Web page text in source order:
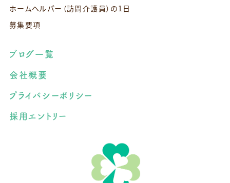
ホームヘルパー（訪問介護員）の1日
募集要項
ブログ一覧
会社概要
プライバシーポリシー
採用エントリー